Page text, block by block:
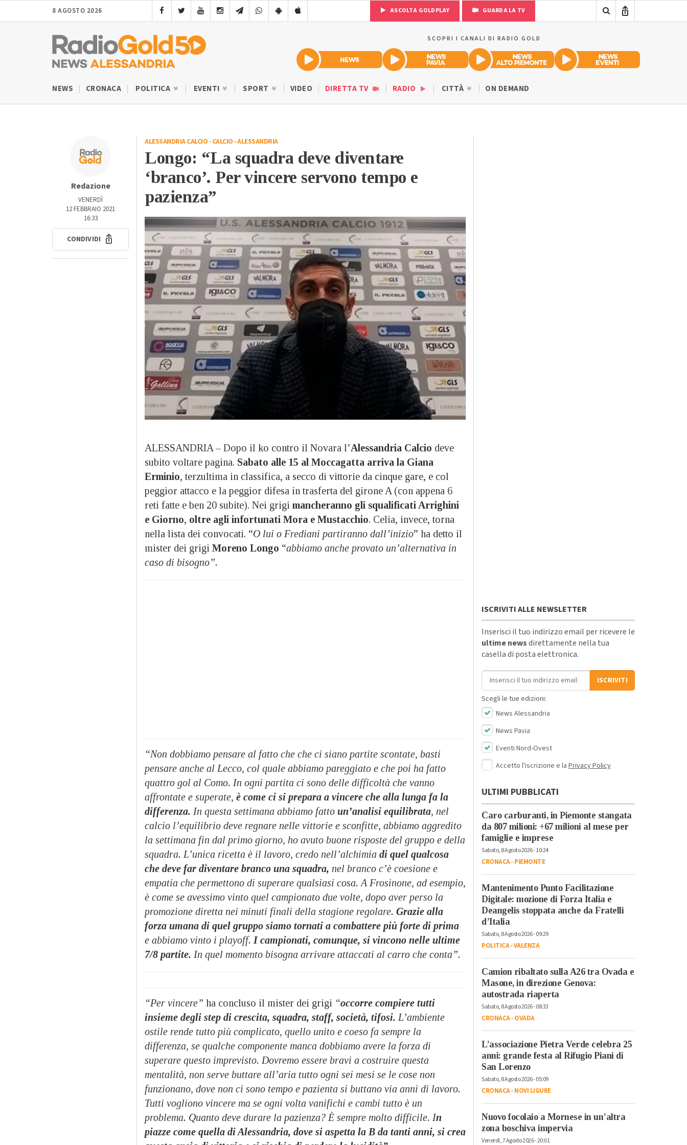
8 AGOSTO 2026 ASCOLTA GOLDPLAY GUARDA LA TV
SCOPRI I CANALI DI RADIO GOLD
NEWS CRONACA POLITICA EVENTI SPORT VIDEO DIRETTA TV RADIO CITTÀ ON DEMAND
Redazione
VENERDÌ
12 FEBBRAIO 2021
16:33
CONDIVIDI
ALESSANDRIA CALCIO-CALCIO-ALESSANDRIA
Longo: “La squadra deve diventare
‘branco’. Per vincere servono tempo e
pazienza”
ALESSANDRIA – Dopo il ko contro il Novara l’Alessandria Calcio deve
subito voltare pagina. Sabato alle 15 al Moccagatta arriva la Giana
Erminio, terzultima in classifica, a secco di vittorie da cinque gare, e col
peggior attacco e la peggior difesa in trasferta del girone A (con appena 6
reti fatte e ben 20 subite). Nei grigi mancheranno gli squalificati Arrighini
e Giorno, oltre agli infortunati Mora e Mustacchio. Celia, invece, torna
nella lista dei convocati. “O lui o Frediani partiranno dall’inizio” ha detto il
mister dei grigi Moreno Longo “abbiamo anche provato un’alternativa in
caso di bisogno”.
“Non dobbiamo pensare al fatto che che ci siano partite scontate, basti
pensare anche al Lecco, col quale abbiamo pareggiato e che poi ha fatto
quattro gol al Como. In ogni partita ci sono delle difficoltà che vanno
affrontate e superate, è come ci si prepara a vincere che alla lunga fa la
differenza. In questa settimana abbiamo fatto un’analisi equilibrata, nel
calcio l’equilibrio deve regnare nelle vittorie e sconfitte, abbiamo aggredito
la settimana fin dal primo giorno, ho avuto buone risposte del gruppo e della
squadra. L’unica ricetta è il lavoro, credo nell’alchimia di quel qualcosa
che deve far diventare branco una squadra, nel branco c’è coesione e
empatia che permettono di superare qualsiasi cosa. A Frosinone, ad esempio,
è come se avessimo vinto quel campionato due volte, dopo aver perso la
promozione diretta nei minuti finali della stagione regolare. Grazie alla
forza umana di quel gruppo siamo tornati a combattere più forte di prima
e abbiamo vinto i playoff. I campionati, comunque, si vincono nelle ultime
7/8 partite. In quel momento bisogna arrivare attaccati al carro che conta”.
“Per vincere” ha concluso il mister dei grigi “occorre compiere tutti
insieme degli step di crescita, squadra, staff, società, tifosi. L’ambiente
ostile rende tutto più complicato, quello unito e coeso fa sempre la
differenza, se qualche componente manca dobbiamo avere la forza di
superare questo imprevisto. Dovremo essere bravi a costruire questa
mentalità, non serve buttare all’aria tutto ogni sei mesi se le cose non
funzionano, dove non ci sono tempo e pazienta si buttano via anni di lavoro.
Tutti vogliono vincere ma se ogni volta vanifichi e cambi tutto è un
problema. Quanto deve durare la pazienza? È sempre molto difficile. In
piazze come quella di Alessandria, dove si aspetta la B da tanti anni, si crea
ISCRIVITI ALLE NEWSLETTER
Inserisci il tuo indirizzo email per ricevere le
ultime newsdirettamente nella tua
casella di posta elettronica.
Indirizzo email
ISCRIVITI
Scegli le tue edizioni:
News Alessandria
News Pavia
Eventi Nord-Ovest
Accetto l'iscrizione e la Privacy Policy
ULTIMI PUBBLICATI
Caro carburanti, in Piemonte stangata
da 807 milioni: +67 milioni al mese per
famiglie e imprese
Sabato, 8 Agosto 2026 - 10:24
CRONACA-PIEMONTE
Mantenimento Punto Facilitazione
Digitale: mozione di Forza Italia e
Deangelis stoppata anche da Fratelli
d’Italia
Sabato, 8 Agosto 2026 - 09:29
POLITICA-VALENZA
Camion ribaltato sulla A26 tra Ovada e
Masone, in direzione Genova:
autostrada riaperta
Sabato, 8 Agosto 2026 - 08:33
CRONACA-OVADA
L’associazione Pietra Verde celebra 25
anni: grande festa al Rifugio Piani di
San Lorenzo
Sabato, 8 Agosto 2026 - 05:09
CRONACA-NOVI LIGURE
Nuovo focolaio a Mornese in un’altra
zona boschiva impervia
Venerdì, 7 Agosto 2026 - 20:01